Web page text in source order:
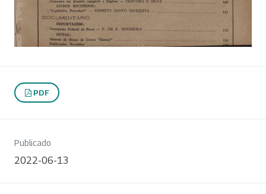
PDF
Publicado
2022-06-13